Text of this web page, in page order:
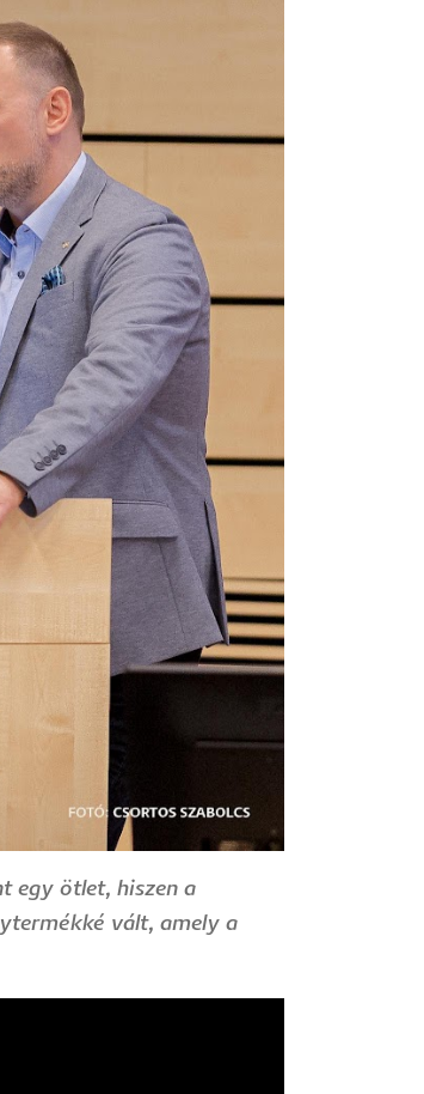
egy ötlet, hiszen a
vált, amely a